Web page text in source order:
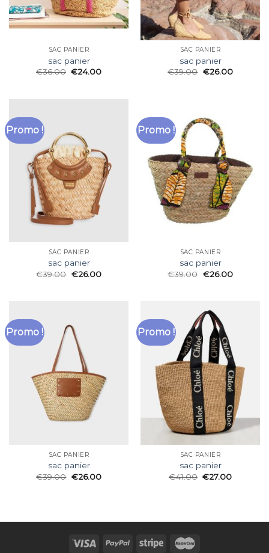
SAC PANIER
sac panier
€36.00 €24.00
SAC PANIER
sac panier
€39.00 €26.00
Promo !
SAC PANIER
sac panier
€39.00 €26.00
Promo !
SAC PANIER
sac panier
€39.00 €26.00
Promo !
SAC PANIER
sac panier
€39.00 €26.00
Promo !
SAC PANIER
sac panier
€41.00 €27.00